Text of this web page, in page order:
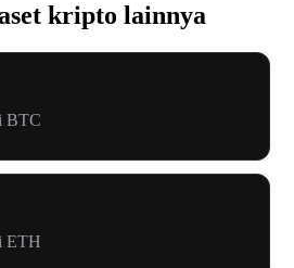
kripto lainnya
BTC
ETH